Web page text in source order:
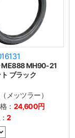
ME888 MH90-21
ブラック
メッツラー）
： 24,600円
2